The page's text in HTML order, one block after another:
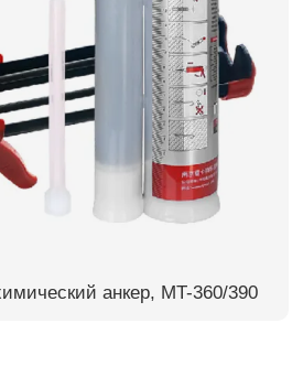
анкер, MT-360/390